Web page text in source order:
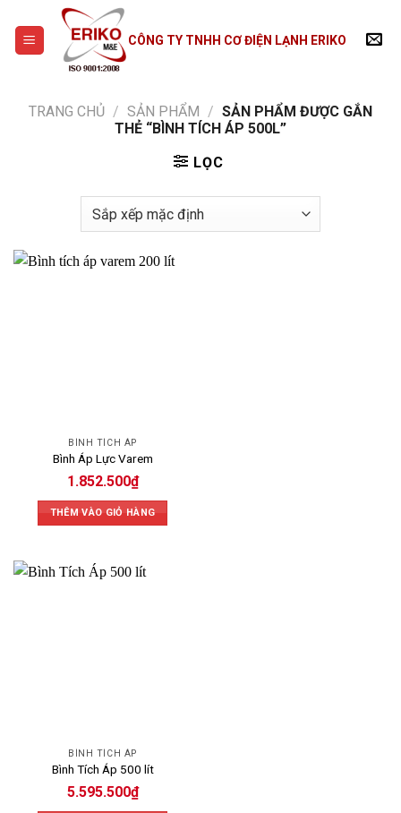
content
CÔNG TY TNHH CƠ ĐIỆN LẠNH ERIKO
TRANG CHỦ / SẢN PHẨM / SẢN PHẨM ĐƯỢC GẮN
THẺ “BÌNH TÍCH ÁP 500L”
LỌC
BÌNH TÍCH ÁP
Bình Áp Lực Varem
1.852.500₫
THÊM VÀO GIỎ HÀNG
BÌNH TÍCH ÁP
Bình Tích Áp 500 lít
5.595.500₫